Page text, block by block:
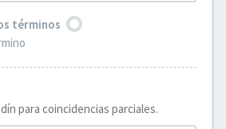
términos
para coincidencias parciales.